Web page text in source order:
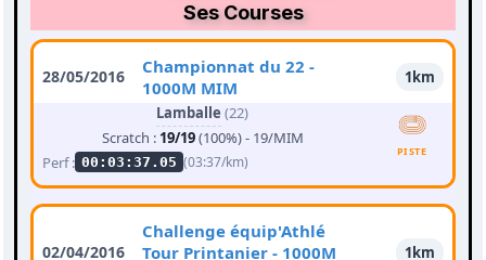
Ses Courses
28/05/2016
Championnat du 22 -
1000M MIM
1km
Lamballe (22)
Scratch : 19/19(100%) - 19/MIM
Perf : 00:03:37.05 (03:37/km)
PISTE
02/04/2016
Challenge équip'Athlé
Tour Printanier - 1000M
1km